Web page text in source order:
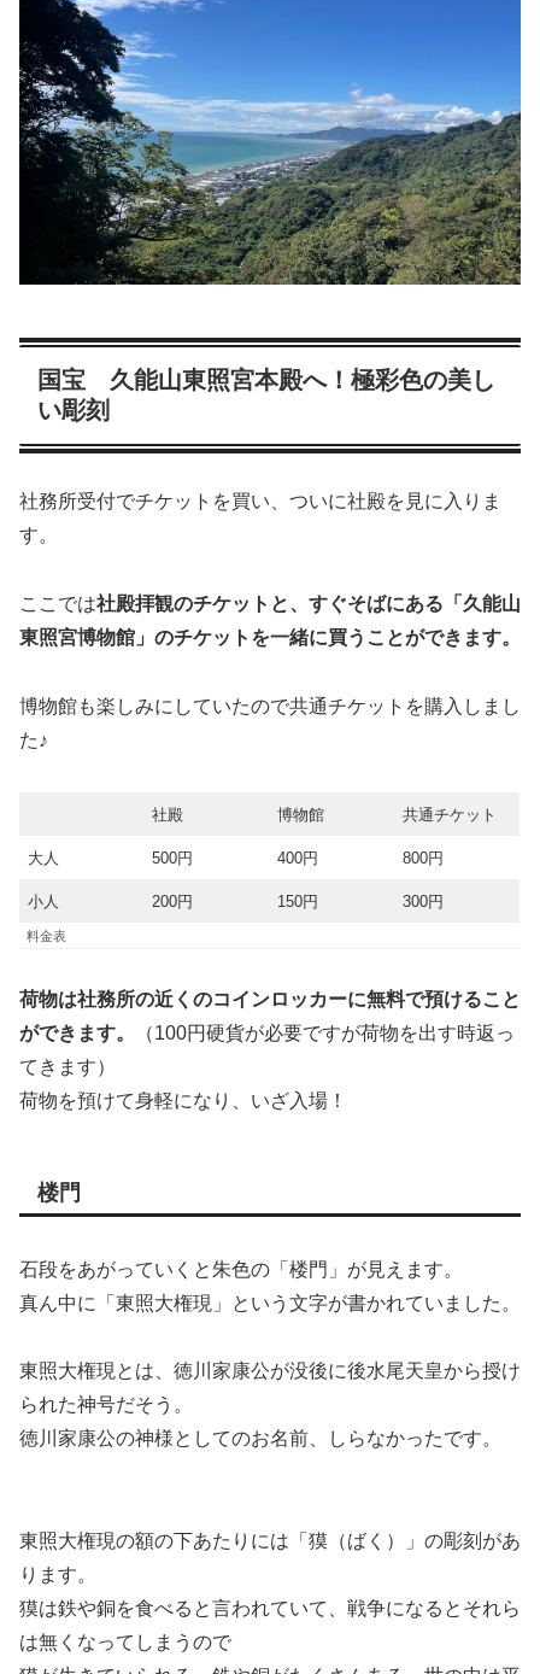
国宝 久能山東照宮本殿へ！極彩色の美し
い彫刻
社務所受付でチケットを買い、ついに社殿を見に入りま
す。
ここでは社殿拝観のチケットと、すぐそばにある「久能山
東照宮博物館」のチケットを一緒に買うことができます。
博物館も楽しみにしていたので共通チケットを購入しまし
た♪
社殿 博物館 共通チケット
大人 500円 400円 800円
小人 200円 150円 300円
料金表
荷物は社務所の近くのコインロッカーに無料で預けること
ができます。
（100円硬貨が必要ですが荷物を出す時返っ
てきます）
荷物を預けて身軽になり、いざ入場！
楼門
石段をあがっていくと朱色の「楼門」が見えます。
真ん中に「東照大権現」という文字が書かれていました。
東照大権現とは、徳川家康公が没後に後水尾天皇から授け
られた神号だそう。
徳川家康公の神様としてのお名前、しらなかったです。
東照大権現の額の下あたりには「獏（ばく）」の彫刻があ
ります。
獏は鉄や銅を食べると言われていて、戦争になるとそれら
は無くなってしまうので